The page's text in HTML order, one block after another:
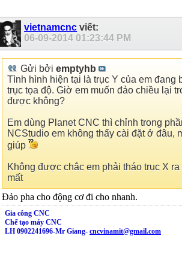
vietnamcnc viết:
06-09-2014 01:23:44 PM
Gửi bởi emptyhb
Tình hình hiện tại là trục Y của em đang
trục tọa độ. Giờ em muốn đảo chiều lại
được không?
Em dùng Planet CNC thì chỉnh trong
NCStudio em không thấy cài đặt ở đâu,
giúp
Không được chắc em phải tháo trục X
mất
Đảo pha cho động cơ đi cho nhanh.
Gia công CNC
Chế tạo máy CNC
LH 0902241696-Mr Giang- cncvinamit@gmail.com